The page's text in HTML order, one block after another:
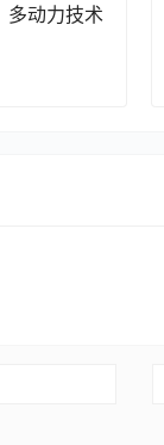
多动力技术